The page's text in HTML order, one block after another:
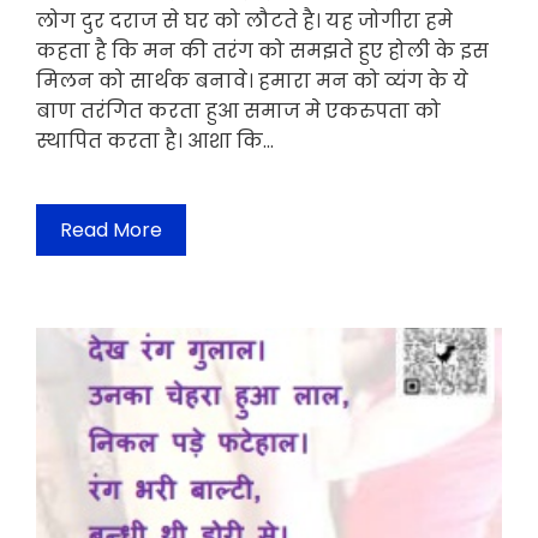
लोग दुर दराज से घर को लौटते है। यह जोगीरा हमे
कहता है कि मन की तरंग को समझते हुए होली के इस
मिलन को सार्थक बनावे। हमारा मन को व्यंग के ये
बाण तरंगित करता हुआ समाज मे एकरुपता को
स्थापित करता है। आशा कि…
Read More